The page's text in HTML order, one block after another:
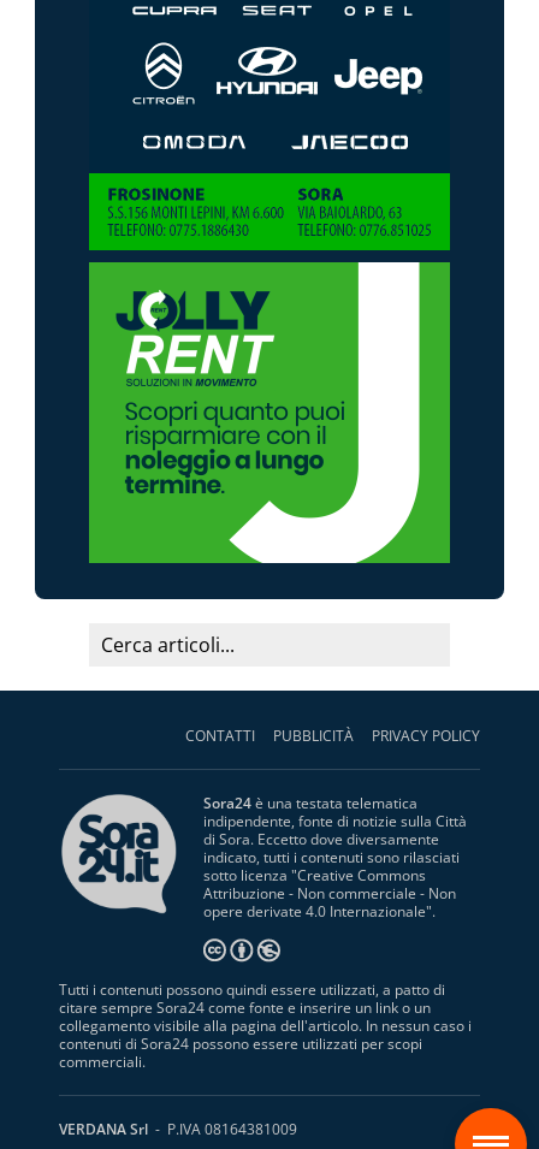
CONTATTI PUBBLICITÀ PRIVACY POLICY
Sora24è una testata telematica
indipendente, fonte di notizie sulla Città
di Sora. Eccetto dove diversamente
indicato, tutti i contenuti sono rilasciati
sotto licenza "Creative Commons
Attribuzione - Non commerciale - Non
opere derivate 4.0 Internazionale".
Tutti i contenuti possono quindi essere utilizzati, a patto di
citare sempre Sora24 come fonte e inserire un link o un
collegamento visibile alla pagina dell'articolo. In nessun caso i
contenuti di Sora24 possono essere utilizzati per scopi
commerciali.
VERDANA Srl - P.IVA 08164381009